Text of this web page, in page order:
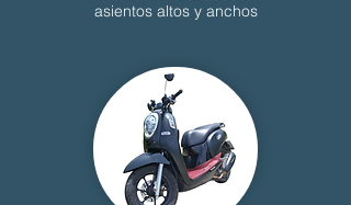
asientos altos y anchos